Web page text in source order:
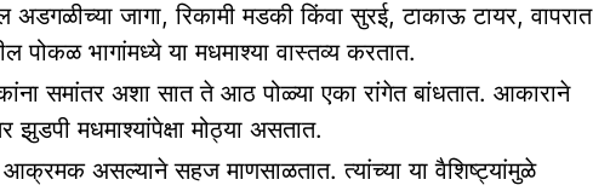
अडगळीच्या जागा, रिकामी मडकी किंवा सुरई, टाकाऊ टायर, वापरात
पोकळ भागांमध्ये या मधमाश्‍या वास्तव्य करतात.
समांतर अशा सात ते आठ पोळ्या एका रांगेत बांधतात. आकाराने
झुडपी मधमाश्‍यांपेक्षा मोठ्या असतात.
असल्याने सहज माणसाळतात. त्यांच्या या वैशिष्ट्यांमुळे